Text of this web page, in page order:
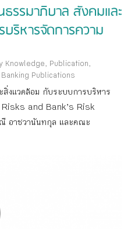
ธรรมาภิบาล สังคมและ
ริหารจัดการความ
Knowledge, Publication,
Publications
สิ่งแวดล้อม กับระบบการบริหาร
Risks and Bank’s Risk
อาชวานันทกุล และคณะ